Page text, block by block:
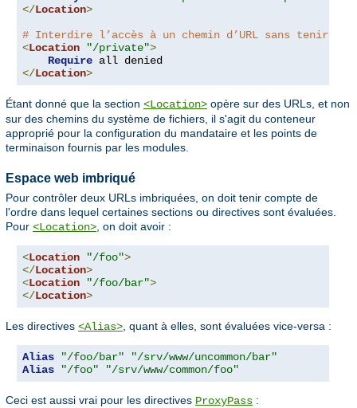
</Location>
# Interdire l’accès à un chemin d’URL sans tenir
<Location "/private">
Require
</Location>
Étant donné que la section <Location> opère sur des URLs, et non
sur des chemins du système de fichiers, il s'agit du conteneur
approprié pour la configuration du mandataire et les points de
terminaison fournis par les modules.
Espace web imbriqué
Pour contrôler deux URLs imbriquées, on doit tenir compte de
l'ordre dans lequel certaines sections ou directives sont évaluées.
Pour <Location> , on doit avoir :
<Location "/foo">
</Location>
<Location "/foo/bar">
</Location>
Les directives <Alias> , quant à elles, sont évaluées vice-versa :
Alias "/foo/bar"
"/srv/www/uncommon/bar"
Alias
"/foo" "/srv/www/common/foo"
Ceci est aussi vrai pour les directives ProxyPass :